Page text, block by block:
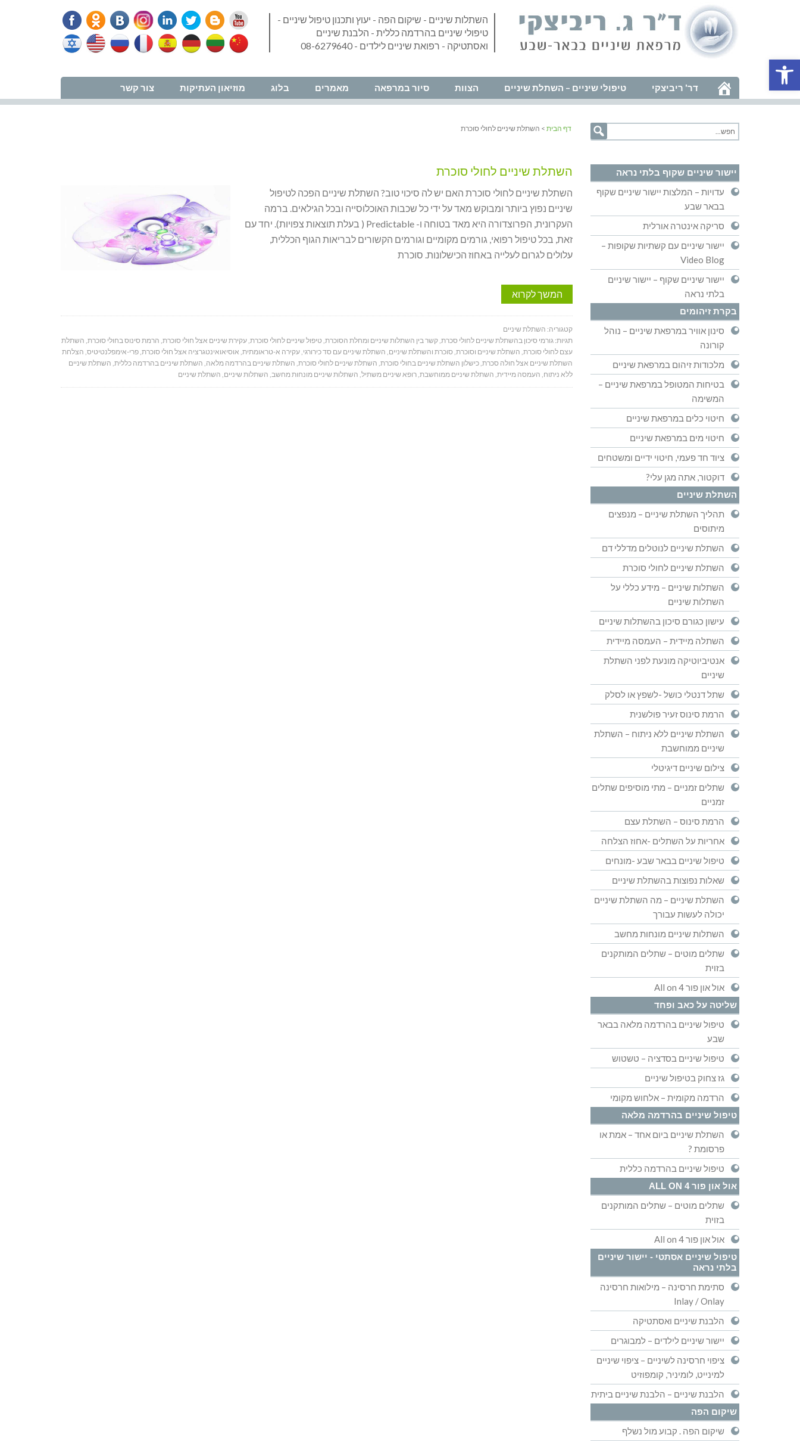
פתח סרגל נגישות
השתלות שיניים - שיקום הפה - יעוץ ותכנון טיפול שיניים -
טיפולי שיניים בהרדמה כללית - הלבנת שיניים
ואסתטיקה - רפואת שיניים לילדים - 08-6279640
דר' ריביצקי טיפולי שיניים – השתלת שיניים הצוות סיור במרפאה מאמרים בלוג מוזיאון העתיקות צור קשר
דף הבית > השתלת שיניים לחולי סוכרת
השתלת שיניים לחולי סוכרת
השתלת שיניים לחולי סוכרת האם יש לה סיכוי טוב? השתלת שיניים הפכה לטיפול
שיניים נפוץ ביותר ומבוקש מאד על ידי כל שכבות האוכלוסייה ובכל הגילאים. ברמה
העקרונית, הפרוצדורה היא מאד בטוחה ו- Predictable ( בעלת תוצאות צפויות). יחד עם
זאת, בכל טיפול רפואי, גורמים מקומיים וגורמים הקשורים לבריאות הגוף הכללית,
עלולים לגרום לעלייה באחוז הכישלונות. סוכרת
המשך לקרוא
קטגוריה: השתלת שיניים
תגיות: גורמי סיכון בהשתלת שיניים לחולי סכרת קשר בין השתלות שיניים ומחלת הסוכרת טיפול שיניים לחולי סוכרת עקירת שיניים אצל חולי סוכרת הרמת סינוס בחולי סוכרת השתלת
עצם לחולי סוכרת השתלת שיניים וסוכרת סוכרת והשתלת שיניים השתלת שיניים עם סד כירורגי עקירה א-טראומתית אוסיאואינטגרציה אצל חולי סוכרת פרי-אימפלנטיטיס הצלחת
השתלת שיניים אצל חולה סכרת כישלון השתלת שיניים בחולי סוכרת השתלת שיניים לחולי סוכרת השתלת שיניים בהרדמה מלאה השתלת שיניים בהרדמה כללית השתלת שיניים
ללא ניתוח העמסה מיידית השתלת שיניים ממוחשבת רופא שיניים משתיל השתלות שיניים מונחות מחשב השתלות שיניים השתלת שיניים
יישור שיניים שקוף בלתי נראה
עדויות – המלצות יישור שיניים שקוף
בבאר שבע
סריקה אינטרה אורלית
יישור שיניים עם קשתיות שקופות –
Video Blog
יישור שיניים שקוף – יישור שיניים
בלתי נראה
בקרת זיהומים
סינון אוויר במרפאת שיניים – נוהל
קורונה
מלכודות זיהום במרפאת שיניים
בטיחות המטופל במרפאת שיניים –
המשימה
חיטוי כלים במרפאת שיניים
חיטוי מים במרפאת שיניים
ציוד חד פעמי, חיטוי ידיים ומשטחים
דוקטור, אתה מגן עלי?
השתלת שיניים
תהליך השתלת שיניים – מנפצים
מיתוסים
השתלת שיניים לנוטלים מדללי דם
השתלת שיניים לחולי סוכרת
השתלות שיניים – מידע כללי על
השתלות שיניים
עישון כגורם סיכון בהשתלות שיניים
השתלה מיידית – העמסה מיידית
אנטיביוטיקה מונעת לפני השתלת
שיניים
שתל דנטלי כושל -לשפץ או לסלק
הרמת סינוס זעיר פולשנית
השתלת שיניים ללא ניתוח – השתלת
שיניים ממוחשבת
צילום שיניים דיגיטלי
שתלים זמניים – מתי מוסיפים שתלים
זמניים
הרמת סינוס – השתלת עצם
אחריות על השתלים -אחוז הצלחה
טיפול שיניים בבאר שבע -מונחים
שאלות נפוצות בהשתלת שיניים
השתלת שיניים – מה השתלת שיניים
יכולה לעשות עבורך
השתלות שיניים מונחות מחשב
שתלים מוטים – שתלים המותקנים
בזוית
אול און פור All on 4
שליטה על כאב ופחד
טיפול שיניים בהרדמה מלאה בבאר
שבע
טיפול שיניים בסדציה – טשטוש
גז צחוק בטיפול שיניים
הרדמה מקומית – אלחוש מקומי
טיפול שיניים בהרדמה מלאה
השתלת שיניים ביום אחד – אמת או
פרסומת ?
טיפול שיניים בהרדמה כללית
אול און פור ALL ON 4
שתלים מוטים – שתלים המותקנים
בזוית
אול און פור All on 4
טיפול שיניים אסתטי - יישור שיניים
בלתי נראה
סתימת חרסינה – מילואות חרסינה
Inlay / Onlay
הלבנת שיניים ואסתטיקה
יישור שיניים לילדים – למבוגרים
ציפוי חרסינה לשיניים – ציפוי שיניים
למינייט, לומיניר, קומפוזיט
הלבנת שיניים – הלבנת שיניים ביתית
שיקום הפה
שיקום הפה . קבוע מול נשלף